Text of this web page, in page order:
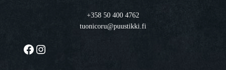
+358 50 400 4762
tuonicoru@puustikki.fi
Facebook Instagram